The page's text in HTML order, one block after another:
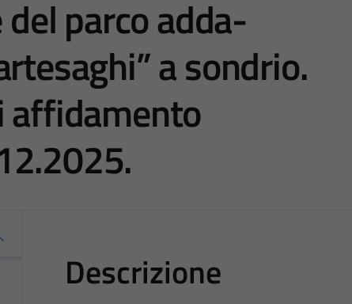
parco adda-
a sondrio.
affidamento
Descrizione